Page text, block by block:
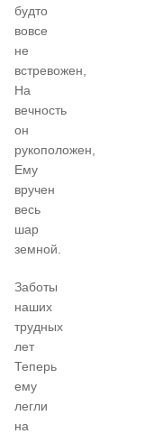
будто
вовсе
не
встревожен,
На
вечность
он
рукоположен,
Ему
вручен
весь
шар
земной.
Заботы
наших
трудных
лет
Теперь
ему
легли
на